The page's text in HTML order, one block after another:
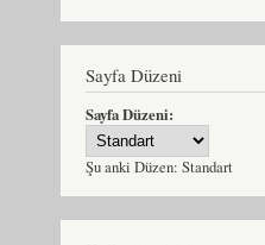
Sayfa Düzeni
Sayfa Düzeni:
Şu anki Düzen: Standart